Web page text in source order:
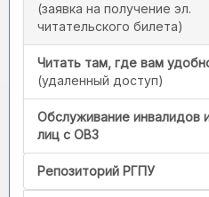
(заявка на получение эл.
читательского билета)
Читать там, где вам
(удаленный доступ)
Обслуживание инвалидов
лиц с ОВЗ
Репозиторий РГПУ